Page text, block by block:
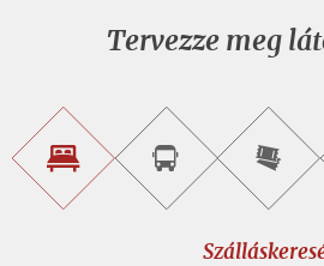
Tervezze meg
SzálláskeresésVárosnéző
túra
foglalása
Online